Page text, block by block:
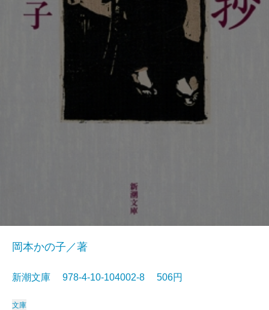
岡本かの子／著
新潮文庫 978-4-10-104002-8 506円
文庫